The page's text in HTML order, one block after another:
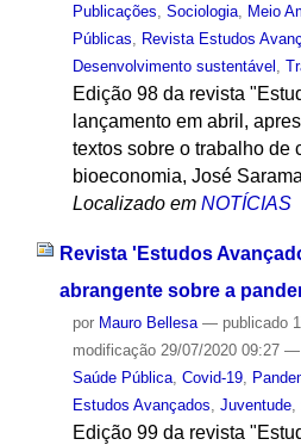
Publicações Sociologia, Meio
Públicas
Revista Estudos
Desenvolvimento sustentável
Edição 98 da revista
lançamento em abril,
textos sobre o trabalho de
bioeconomia, José
Localizado em NOTÍCIAS
Revista 'Estudos
abrangente sobre a
por Mauro Bellesa — publicado
modificação29/07/2020 09:27 —
Saúde Pública, Covid-19,
Estudos Avançados, Juventude,
Edição 99 da revista